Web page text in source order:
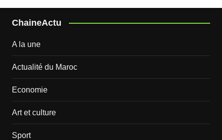
ChaineActu
A la une
Actualité du Maroc
Economie
Art et culture
Sport